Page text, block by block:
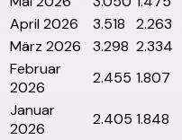
April 2026
3.518 2.263
März 2026
3.298 2.334
Februar
2026
2.455 1.807
Januar
2026
2.405 1.848